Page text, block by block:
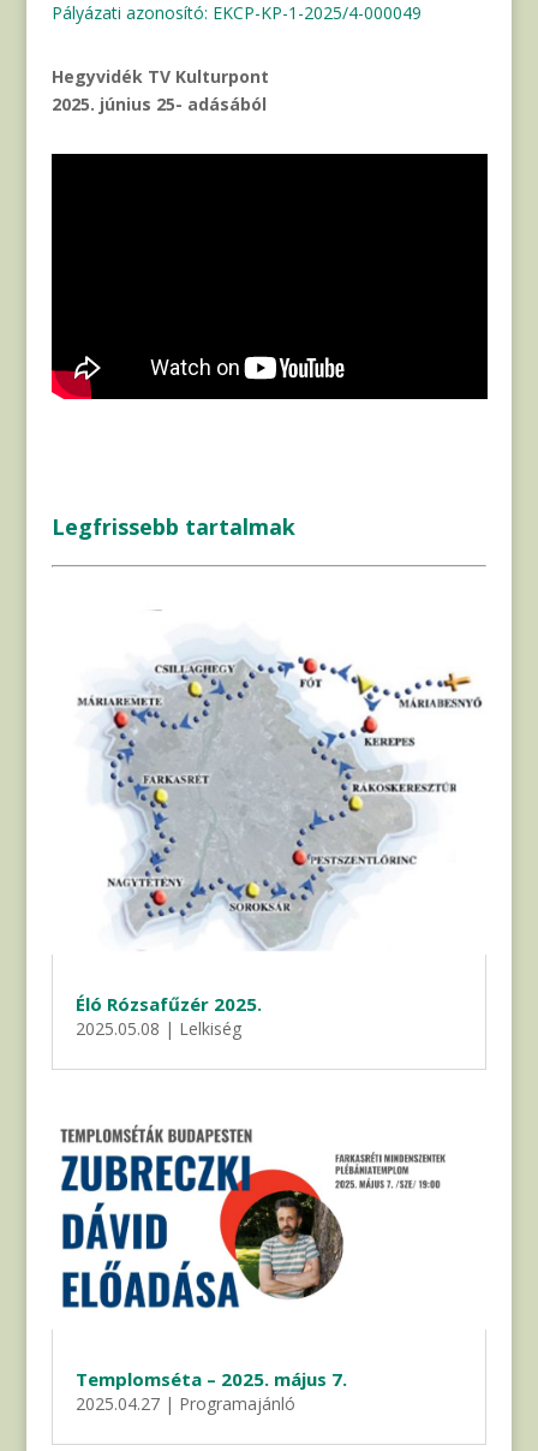
Pályázati azonosító: EKCP-KP-1-2025/4-000049
Hegyvidék TV Kulturpont
2025. június 25- adásából
Legfrissebb tartalmak
Éló Rózsafűzér 2025.
2025.05.08 | Lelkiség
Templomséta – 2025. május 7.
2025.04.27| Programajánló